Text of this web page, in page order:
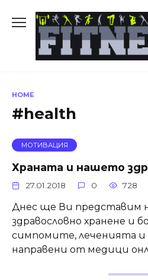
HOME
#health
МОТИВАЦИЯ
Храната и нашето
27.01.2018 0 728
Днес ще Ви представим
здравословно хранене и
симпомите, леченията
направени от медици